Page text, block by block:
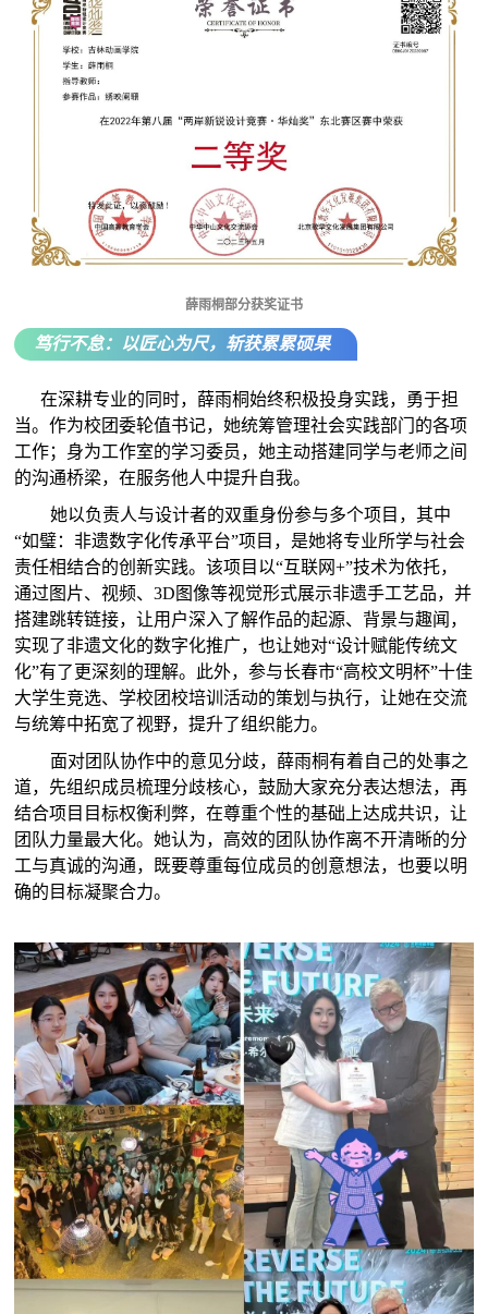
薛雨桐部分获奖证书
笃行不怠：以匠心为尺，斩获累累硕果
在深耕专业的同时，薛雨桐始终积极投身实践，勇于担
当。作为校团委轮值书记，她统筹管理社会实践部门的各项
工作；身为工作室的学习委员，她主动搭建同学与老师之间
的沟通桥梁，在服务他人中提升自我。
她以负责人与设计者的双重身份参与多个项目，其中
“如璧：非遗数字化传承平台”项目，是她将专业所学与社会
责任相结合的创新实践。该项目以“互联网+”技术为依托，
通过图片、视频、3D图像等视觉形式展示非遗手工艺品，并
搭建跳转链接，让用户深入了解作品的起源、背景与趣闻，
实现了非遗文化的数字化推广，也让她对“设计赋能传统文
化”有了更深刻的理解。此外，参与长春市“高校文明杯”十佳
大学生竞选、学校团校培训活动的策划与执行，让她在交流
与统筹中拓宽了视野，提升了组织能力。
面对团队协作中的意见分歧，薛雨桐有着自己的处事之
道，先组织成员梳理分歧核心，鼓励大家充分表达想法，再
结合项目目标权衡利弊，在尊重个性的基础上达成共识，让
团队力量最大化。她认为，高效的团队协作离不开清晰的分
工与真诚的沟通，既要尊重每位成员的创意想法，也要以明
确的目标凝聚合力。